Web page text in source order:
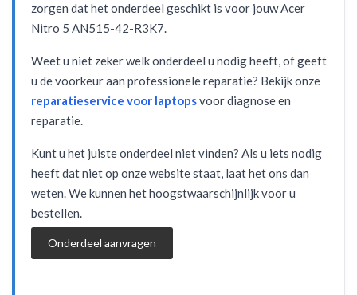
zorgen dat het onderdeel geschikt is voor jouw Acer
Nitro 5 AN515-42-R3K7.
Weet u niet zeker welk onderdeel u nodig heeft, of geeft
u de voorkeur aan professionele reparatie? Bekijk onze
reparatieservice voor laptopsvoor diagnose en
reparatie.
Kunt u het juiste onderdeel niet vinden? Als u iets nodig
heeft dat niet op onze website staat, laat het ons dan
weten. We kunnen het hoogstwaarschijnlijk voor u
bestellen.
Onderdeel aanvragen